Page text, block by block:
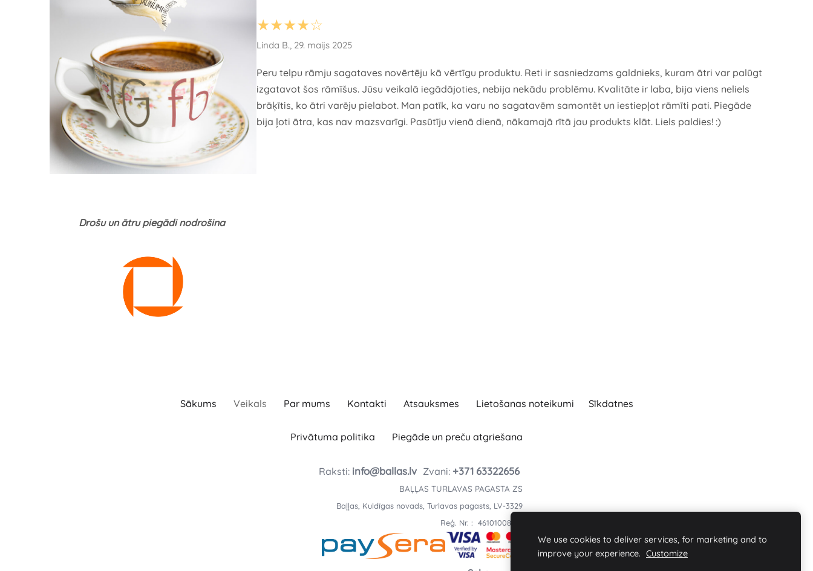
Drošu un ātru piegādi nodrošina
★★★★☆
Linda B., 29. maijs 2025
Peru telpu rāmju sagataves novērtēju kā vērtīgu produktu. Reti ir sasniedzams galdnieks, kuram ātri var palūgt
izgatavot šos rāmīšus. Jūsu veikalā iegādājoties, nebija nekādu problēmu. Kvalitāte ir laba, bija viens neliels
brāķītis, ko ātri varēju pielabot. Man patīk, ka varu no sagatavēm samontēt un iestiepļot rāmīti pati. Piegāde
bija ļoti ātra, kas nav mazsvarīgi. Pasūtīju vienā dienā, nākamajā rītā jau produkts klāt. Liels paldies! :)
Sākums Veikals Par mums Kontakti Atsauksmes Lietošanas noteikumi Sīkdatnes
Privātuma politika Piegāde un preču atgriešana
Raksti: info@ballas.lv Zvani: +371 63322656
BAĻĻAS TURLAVAS PAGASTA ZS
Baļļas, Kuldīgas novads, Turlavas pagasts, LV-3329
Reģ. Nr. : 46101008197
We use cookies to deliver services, for marketing and to
improve your experience. Customize